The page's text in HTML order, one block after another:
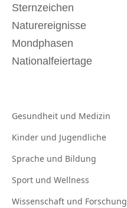
Sternzeichen
Naturereignisse
Mondphasen
Nationalfeiertage
Gesundheit und Medizin
Kinder und Jugendliche
Sprache und Bildung
Sport und Wellness
Wissenschaft und Forschung